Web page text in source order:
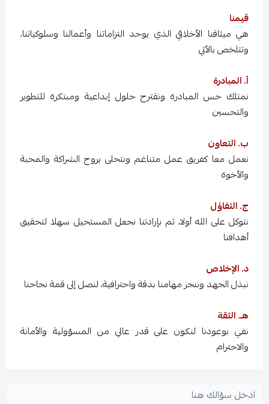
قيمنا
هي ميثاقنا الأخلاقي الذي يوحد التزاماتنا وأعمالنا وسلوكياتنا،
وتتلخص بالآتي
أ. المبادرة
نمتلك حس المبادرة ونقترح حلول إبداعية ومبتكرة للتطوير
والتحسين
ب. التعاون
نعمل معا كفريق عمل متناغم ونتحلى بروح الشراكة والمحبة
والأخوة
ج. التفاؤل
نتوكل على الله أولا، ثم بإرادتنا نجعل المستحيل سهلا لتحقيق
أهدافنا
د. الإخلاص
نبذل الجهد وننجز مهامنا بدقة واحترافية، لنصل إلى قمة نجاحنا
هـ. الثقة
نفي بوعودنا لنكون على قدر عالي من المسؤولية والأمانة
والاحترام